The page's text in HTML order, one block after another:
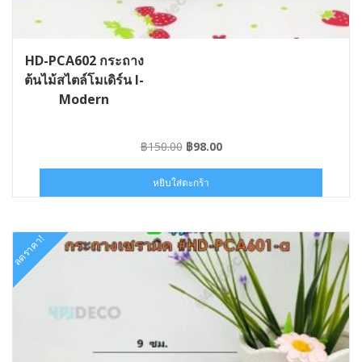
HD-PCA602 กระถาง
ต้นไม้สไตล์โมเดิร์น I-
Modern
฿150.00 Original
was:
฿150.00.
฿98.00Current
฿98.00.
หยิบใส่ตะกร้า
ลดราคา!